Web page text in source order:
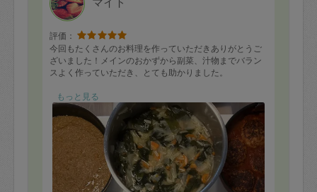
50%
金曜日9時～土曜日8時まで＝依頼金額の
100%
土曜日8時〜実施時間＝依頼金額の100%
＋交通費全額
依頼者不在による当日キャンセル＝依頼
金額の100%＋交通費全額
2. 定期契約キャンセル（定期契約のみ）
評価：
今回もたくさんのお料理を作っていただきありがとうご
ざいました！メインのおかずから副菜、汁物までバラン
スよく作っていただき、とても助かりました。
特に煮込みハンバーグと鯵の竜田揚げが家族に好評でし
た。また、副菜も種類が豊富で、野菜をたっぷり使って
いただけたのが嬉しかったです。
時間内にこれだけたくさんの品数を作っていただき、後
片付けまで丁寧にしていただき本当に助かりました。冷
蔵庫いっぱいにお料理が並び、毎日の食事が楽しみにな
ります。
もっと見る